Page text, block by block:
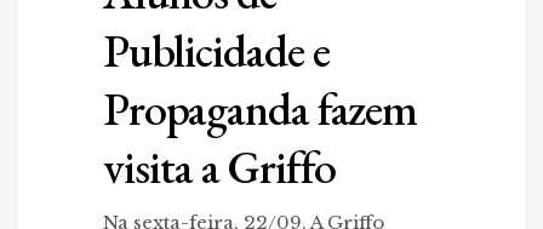
Publicidade e
Propaganda fazem
visita a Griffo
Na sexta-feira, 22/09, A Griffo